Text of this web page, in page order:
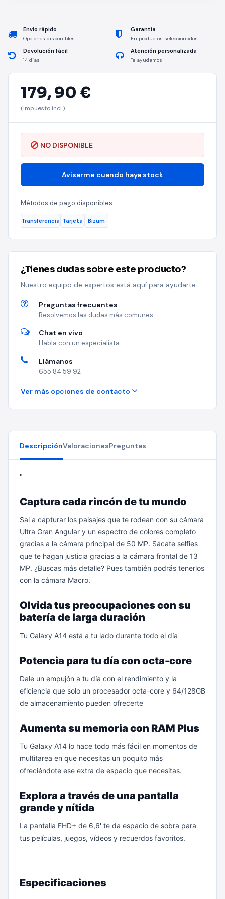
Envío rápido
Opciones disponibles
Garantía
En productos seleccionados
Devolución fácil
14 días
Atención personalizada
Te ayudamos
179,90 €
(Impuesto incl.)
NO DISPONIBLE
Avisarme cuando haya stock
Métodos de pago disponibles
Transferencia Tarjeta Bizum
¿Tienes dudas sobre este producto?
Nuestro equipo de expertos está aquí para ayudarte.
Preguntas frecuentes
Resolvemos las dudas más comunes
Chat en vivo
Habla con un especialista
Llámanos
655 84 59 92
Ver más opciones de contacto
DescripciónValoracionesPreguntas
"
Captura cada rincón de tu mundo
Sal a capturar los paisajes que te rodean con su cámara
Ultra Gran Angular y un espectro de colores completo
gracias a la cámara principal de 50 MP. Sácate selfies
que te hagan justicia gracias a la cámara frontal de 13
MP. ¿Buscas más detalle? Pues también podrás tenerlos
con la cámara Macro.
Olvida tus preocupaciones con su
batería de larga duración
Tu Galaxy A14 está a tu lado durante todo el día
Potencia para tu día con octa-core
Dale un empujón a tu día con el rendimiento y la
eficiencia que solo un procesador octa-core y 64/128GB
de almacenamiento pueden ofrecerte
Aumenta su memoria con RAM Plus
Tu Galaxy A14 lo hace todo más fácil en momentos de
multitarea en que necesitas un poquito más
ofreciéndote ese extra de espacio que necesitas.
Explora a través de una pantalla
grande y nítida
La pantalla FHD+ de 6,6' te da espacio de sobra para
tus películas, juegos, vídeos y recuerdos favoritos.
Especificaciones